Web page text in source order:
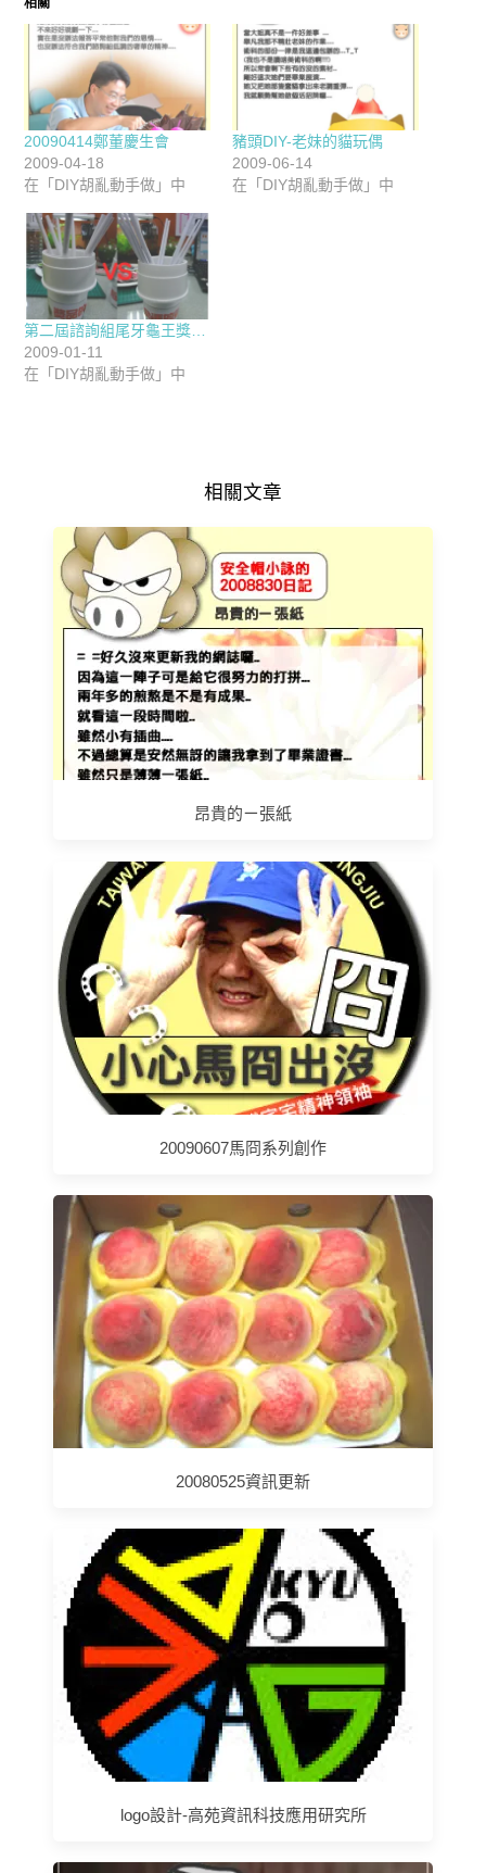
相關
20090414鄭董慶生會
2009-04-18
在「DIY胡亂動手做」中
豬頭DIY-老妹的貓玩偶
2009-06-14
在「DIY胡亂動手做」中
第二屆諮詢組尾牙龜王獎…
2009-01-11
在「DIY胡亂動手做」中
相關文章
昂貴的ㄧ張紙
20090607馬冏系列創作
20080525資訊更新
logo設計-高苑資訊科技應用研究所